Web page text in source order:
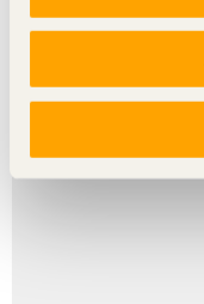
السويديين